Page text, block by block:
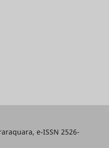
e-ISSN 2526-